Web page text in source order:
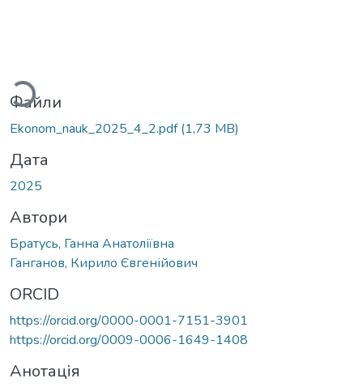
Файли
Ekonom_nauk_2025_4_2.pdf(1,73 MB)
Дата
2025
Автори
Братусь, Ганна Анатоліївна
Ганганов, Кирило Євгенійович
ORCID
https://orcid.org/0000-0001-7151-3901
https://orcid.org/0009-0006-1649-1408
Анотація